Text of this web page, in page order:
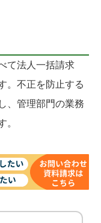
て法人一括請求
。不正を防止する
、管理部門の業務
。